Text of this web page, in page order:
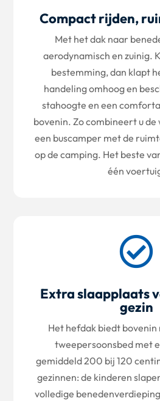
Compact rijden,
Met het dak naar
aerodynamisch en zuinig.
bestemming, dan klapt
handeling omhoog en
stahoogte en een
bovenin. Zo combineert u
een buscamper met de
op de camping. Het beste
één

Extra slaapplaats
gezin
Het hefdak biedt bovenin
tweepersoonsbed met
gemiddeld 200 bij 120
gezinnen: de kinderen
volledige